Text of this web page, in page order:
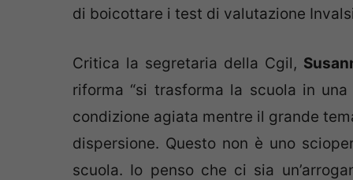
di boicottare i test di valutazione
Critica la segretaria della Cgil,
riforma “si trasforma la scuola in
condizione agiata mentre il grande
dispersione. Questo non è uno
scuola. Io penso che ci sia